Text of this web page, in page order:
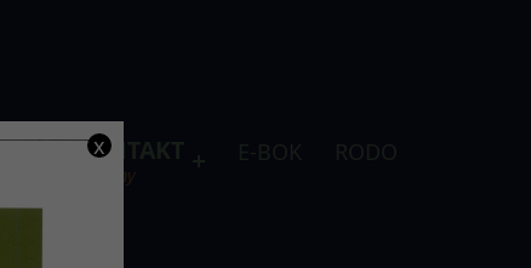
KONTAKT
telefony
x